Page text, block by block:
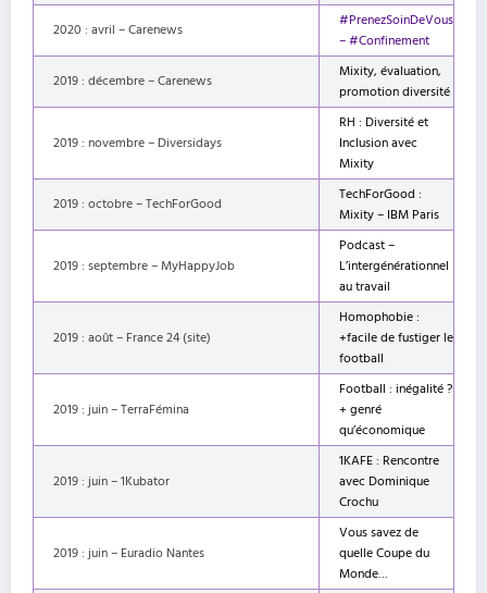
2020 : avril – Carenews
#PrenezSoinDeVous
– #Confinement
2019 : décembre – Carenews
Mixity, évaluation,
promotion diversité
2019 : novembre – Diversidays
RH : Diversité et
Inclusion avec
Mixity
2019 : octobre – TechForGood
TechForGood :
Mixity – IBM Paris
2019 : septembre – MyHappyJob
Podcast –
L’intergénérationnel
au travail
2019 : août – France 24 (site)
Homophobie :
+facile de fustiger le
football
2019 : juin – TerraFémina
Football : inégalité ?
+ genré
qu’économique
2019 : juin – 1Kubator
1KAFE : Rencontre
avec Dominique
Crochu
2019 : juin – Euradio Nantes
Vous savez de
quelle Coupe du
Monde…